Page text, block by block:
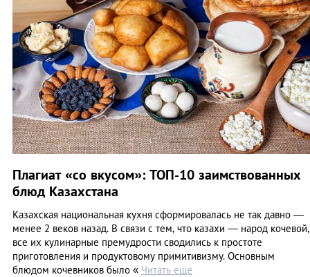
Плагиат «со вкусом»: ТОП-10 заимствованных
блюд Казахстана
Казахская национальная кухня сформировалась не так давно —
менее 2 веков назад. В связи с тем, что казахи — народ кочевой,
все их кулинарные премудрости сводились к простоте
приготовления и продуктовому примитивизму. Основным
блюдом кочевников было « Читать еще